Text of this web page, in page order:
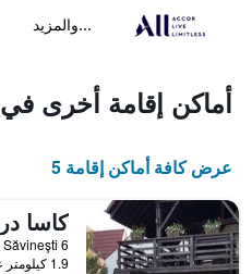
...والمزيد
أماكن إقامة أخرى في Săvineşti
عرض كافة أماكن إقامة 5
1.9 كيلومتر عن وسط المدينة